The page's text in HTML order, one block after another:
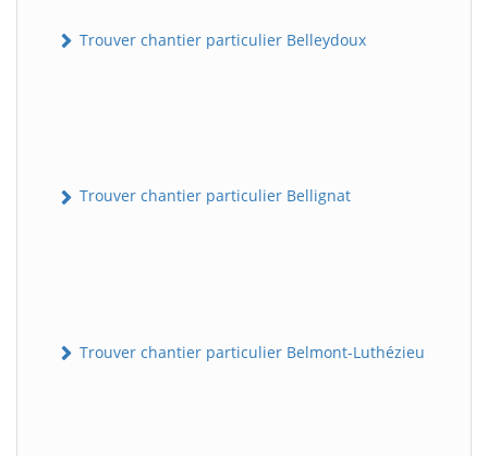
Trouver chantier particulier Belleydoux
Trouver chantier particulier Bellignat
Trouver chantier particulier Belmont-Luthézieu